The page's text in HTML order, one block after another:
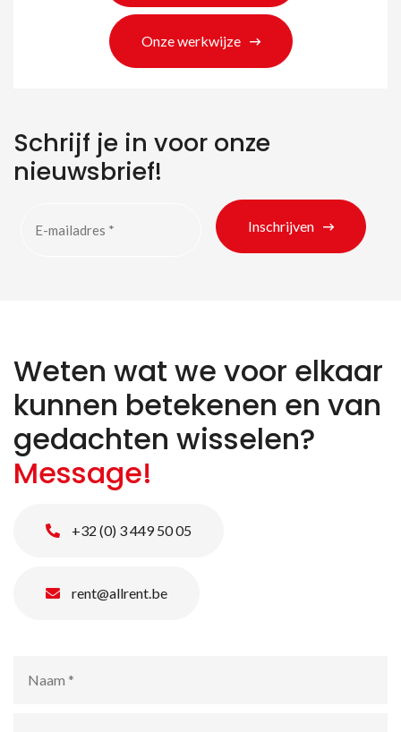
Onze werkwijze
Schrijf je in voor onze
nieuwsbrief!
Inschrijven
Weten wat we voor elkaar
kunnen betekenen en van
gedachten wisselen?
Message!
+32 (0) 3 449 50 05
rent@allrent.be